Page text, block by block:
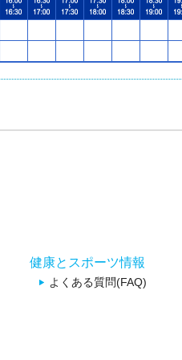
健康とスポーツ情報
よくある質問(FAQ)